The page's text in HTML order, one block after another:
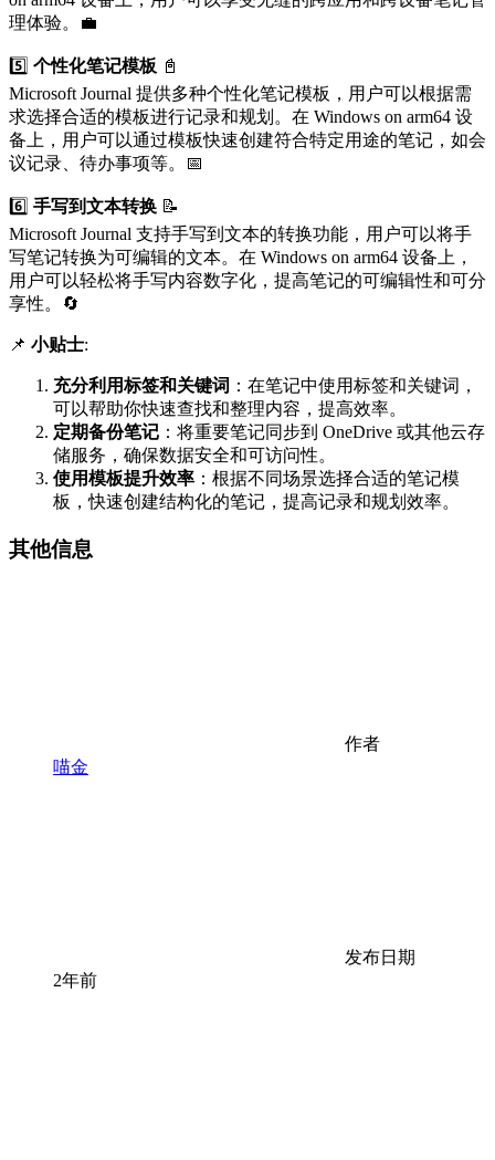
理体验。💼
5️⃣ 个性化笔记模板 📓
Microsoft Journal 提供多种个性化笔记模板，用户可以根据需
求选择合适的模板进行记录和规划。在 Windows on arm64 设
备上，用户可以通过模板快速创建符合特定用途的笔记，如会
议记录、待办事项等。📅
6️⃣ 手写到文本转换 📝
Microsoft Journal 支持手写到文本的转换功能，用户可以将手
写笔记转换为可编辑的文本。在 Windows on arm64 设备上，
用户可以轻松将手写内容数字化，提高笔记的可编辑性和可分
享性。🔄
📌 小贴士:
充分利用标签和关键词 ：在笔记中使用标签和关键词，
可以帮助你快速查找和整理内容，提高效率。
定期备份笔记 ：将重要笔记同步到 OneDrive 或其他云存
储服务，确保数据安全和可访问性。
使用模板提升效率 ：根据不同场景选择合适的笔记模
板，快速创建结构化的笔记，提高记录和规划效率。
其他信息
作者
喵金
发布日期
2年前